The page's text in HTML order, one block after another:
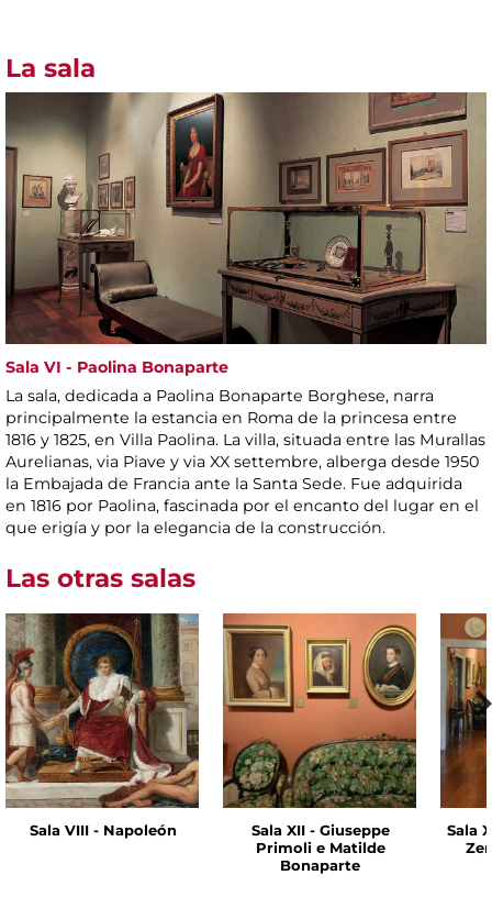
La sala
Sala VI - Paolina Bonaparte
La sala, dedicada a Paolina Bonaparte Borghese, narra
principalmente la estancia en Roma de la princesa entre
1816 y 1825, en Villa Paolina. La villa, situada entre las Murallas
Aurelianas, via Piave y via XX settembre, alberga desde 1950
la Embajada de Francia ante la Santa Sede. Fue adquirida
en 1816 por Paolina, fascinada por el encanto del lugar en el
que erigía y por la elegancia de la construcción.
Las otras salas
Sala VIII - Napoleón
Sala XII - Giuseppe
Primoli e Matilde
Bonaparte
Sala